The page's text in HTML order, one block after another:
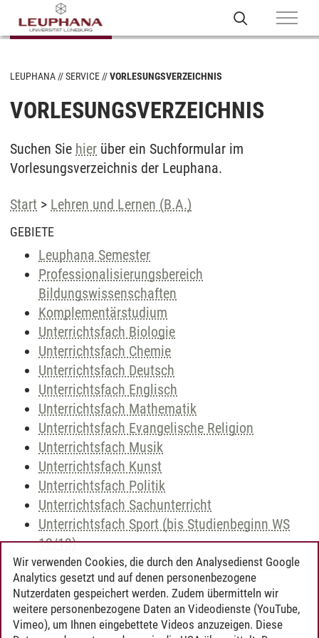
LEUPHANA SERVICE VORLESUNGSVERZEICHNIS
VORLESUNGSVERZEICHNIS
Suchen Sie hier über ein Suchformular im
Vorlesungsverzeichnis der Leuphana.
Start > Lehren und Lernen (B.A.)
GEBIETE
Leuphana Semester
Professionalisierungsbereich
Bildungswissenschaften
Komplementärstudium
Unterrichtsfach Biologie
Unterrichtsfach Chemie
Unterrichtsfach Deutsch
Unterrichtsfach Englisch
Unterrichtsfach Mathematik
Unterrichtsfach Evangelische Religion
Unterrichtsfach Musik
Unterrichtsfach Kunst
Unterrichtsfach Politik
Unterrichtsfach Sachunterricht
Unterrichtsfach Sport (bis Studienbeginn WS
12/13)
Unterrichtsfach Sport (ab Studienbeginn WS
13/14)
Zertifikat - Deutsch als Zweitsprache
Wir verwenden Cookies, die durch den Analysedienst Google
Analytics gesetzt und auf denen personenbezogene
Nutzerdaten gespeichert werden. Zudem übermitteln wir
weitere personenbezogene Daten an Videodienste (YouTube,
Vimeo), um Ihnen eingebettete Videos anzuzeigen. Diese